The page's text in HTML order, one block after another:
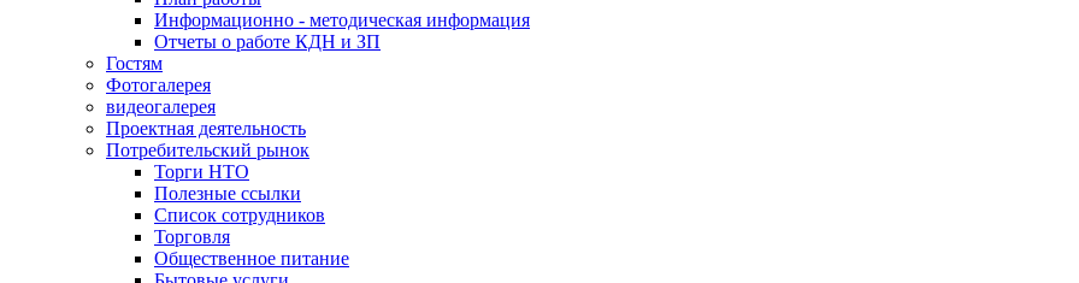
Информационно - методическая информация
Отчеты о работе КДН и ЗП
Гостям
Фотогалерея
видеогалерея
Проектная деятельность
Потребительский рынок
Торги НТО
Полезные ссылки
Список сотрудников
Торговля
Общественное питание